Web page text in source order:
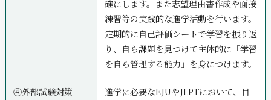
確にします。また志望理由書作成や面接
練習等の実践的な進学活動を行います。
定期的に自己評価シートで学習を振り返
り、自ら課題を見つけて主体的に「学習
を自ら管理する能力」を身につけます。
④外部試験対策
進学に必要なEJUやJLPTにおいて、目